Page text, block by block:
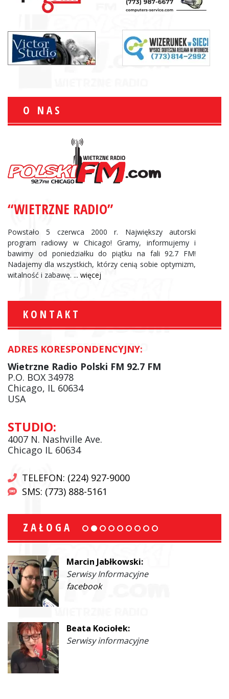
O NAS
“WIETRZNE RADIO”
Powstało 5 czerwca 2000 r. Największy autorski
program radiowy w Chicago! Gramy, informujemy i
bawimy od poniedziałku do piątku na fali 92.7 FM!
Nadajemy dla wszystkich, którzy cenią sobie optymizm,
witalność i zabawę. ... więcej
KONTAKT
ADRES KORESPONDENCYJNY:
Wietrzne Radio Polski FM 92.7 FM
P.O. BOX 34978
Chicago, IL 60634
USA
STUDIO:
4007 N. Nashville Ave.
Chicago IL 60634
TELEFON: (224) 927-9000
SMS: (773) 888-5161
ZAŁOGA
Marcin Jabłkowski:
Serwisy Informacyjne
facebook
Beata Kociołek:
Serwisy informacyjne